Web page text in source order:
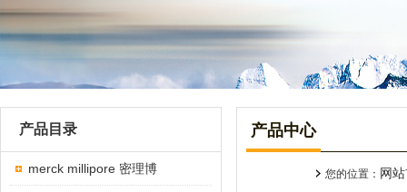
产品目录
merck millipore 密理博
产品中心
您的位置： 网